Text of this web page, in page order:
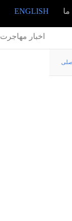
ENGLISH
اخبار مهاجرت